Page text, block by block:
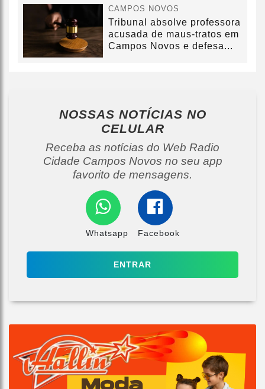
CAMPOS NOVOS
Tribunal absolve professora
acusada de maus-tratos em
Campos Novos e defesa...
NOSSAS NOTÍCIAS NO
CELULAR
Receba as notícias do Web Radio
Cidade Campos Novos no seu app
favorito de mensagens.
Whatsapp Facebook
ENTRAR